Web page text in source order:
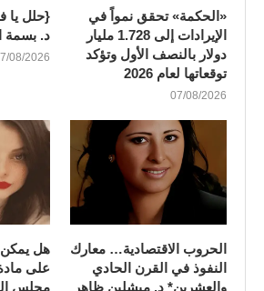
«الحكمة» تحقق نمواً في
الإيرادات إلى 1.728 مليار
دولار بالنصف الأول وتؤكد
توقعاتها لعام 2026
07/08/2026
{حلل يا
د. بسمة
08/2026
الحروب الاقتصادية… معارك
النفوذ في القرن الحادي
والعشرين* د. ميشلين ظاهر
هل يمكن
على
مجلس